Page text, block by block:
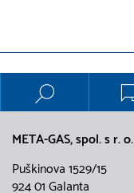
META-GAS, spol. s r. o.
Puškinova 1529/15
924 01 Galanta